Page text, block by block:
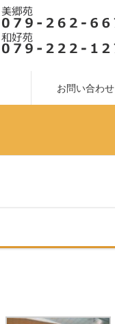
お問い合わせ